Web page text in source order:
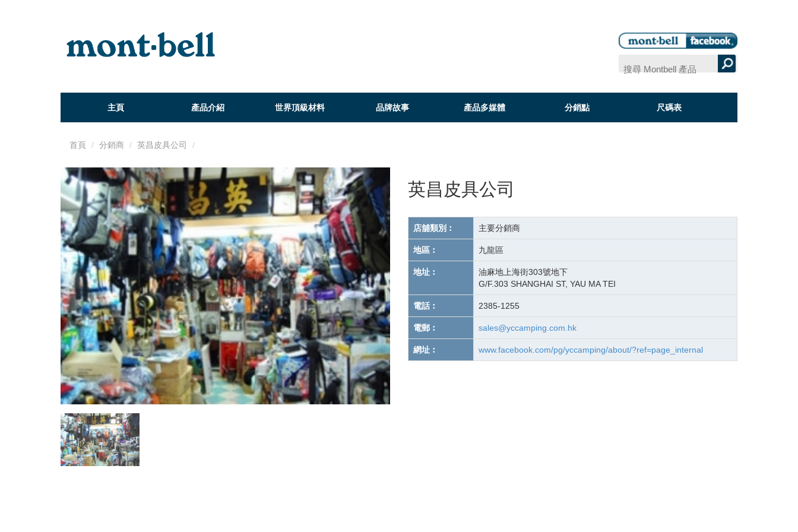
主頁 產品介紹 世界頂級材料 品牌故事 產品多媒體 分銷點 尺碼表
首頁 分銷商 英昌皮具公司
英昌皮具公司
店舖類別︰ 主要分銷商
地區︰ 九龍區
地址︰
油麻地上海街303號地下
G/F.303 SHANGHAI ST, YAU MA TEI
電話︰ 2385-1255
電郵︰ sales@yccamping.com.hk
網址︰ www.facebook.com/pg/yccamping/about/?ref=page_internal